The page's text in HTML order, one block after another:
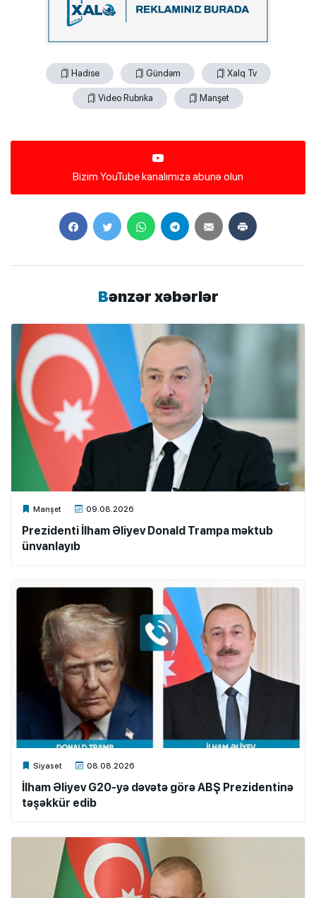
Hadise Gündəm Xalq Tv
Video Rubrika Manşet
Bizim YouTube kanalımıza abunə olun
Bənzər xəbərlər
Manşet 09.08.2026
Xalq.Online
Prezidenti İlham Əliyev Donald Trampa məktub
ünvanlayıb
Siyasət 08.08.2026
Xalq.Online
İlham Əliyev G20-yə dəvətə görə ABŞ Prezidentinə
təşəkkür edib